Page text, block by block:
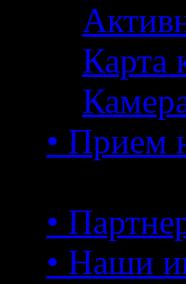
Карта
• Прием
•
• Наши